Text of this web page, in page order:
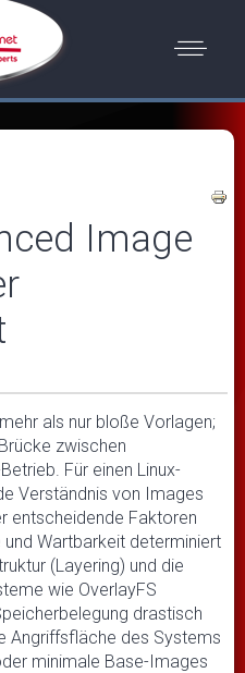
Image
als nur bloße Vorlagen;
zwischen
Für einen Linux-
Verständnis von Images
entscheidende Faktoren
Wartbarkeit determiniert
(Layering) und die
wie OverlayFS
drastisch
Angriffsfläche des Systems
minimale Base-Images